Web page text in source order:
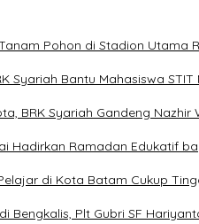
Pohon di Stadion Utama
Syariah Bantu Mahasiswa
BRK Syariah Gandeng
Hadirkan Ramadan Edukatif
di Kota Batam Cukup
Bengkalis, Plt Gubri SF